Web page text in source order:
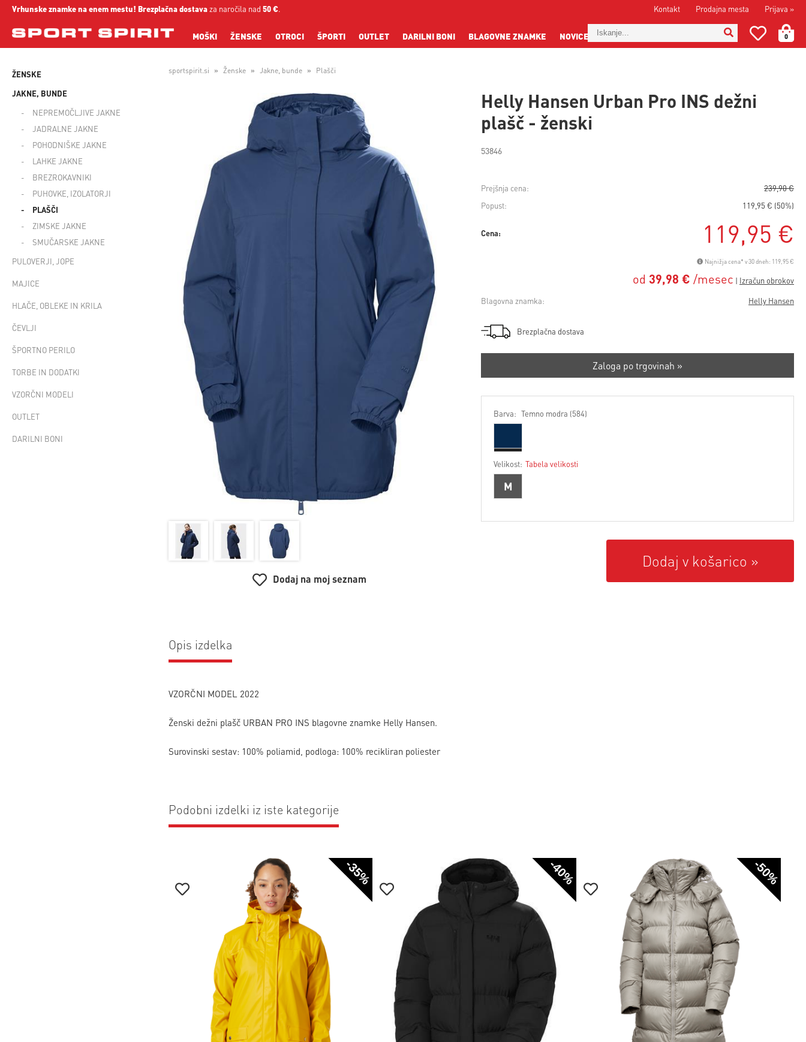
Prijava »
Kontakt Prodajna mesta
Vrhunske znamke na enem mestu! Brezplačna dostavaza naročila nad 50 €.
0
MOŠKI ŽENSKE OTROCI ŠPORTI OUTLET DARILNI BONI BLAGOVNE ZNAMKE NOVICE
ŽENSKE
JAKNE, BUNDE
NEPREMOČLJIVE JAKNE
JADRALNE JAKNE
POHODNIŠKE JAKNE
LAHKE JAKNE
BREZROKAVNIKI
PUHOVKE, IZOLATORJI
PLAŠČI
ZIMSKE JAKNE
SMUČARSKE JAKNE
PULOVERJI, JOPE
MAJICE
HLAČE, OBLEKE IN KRILA
ČEVLJI
ŠPORTNO PERILO
TORBE IN DODATKI
VZORČNI MODELI
OUTLET
DARILNI BONI
sportspirit.si Ženske Jakne, bunde Plašči
Helly Hansen Urban Pro INS dežni
plašč - ženski
53846
Dodaj na moj seznam
Prejšnja cena:
239,90 €
Popust:
119,95 € (50%)
Cena: 119,95 €
Najnižja cena* v 30 dneh: 119,95 €
od 39,98 € /mesec
Blagovna znamka: Helly Hansen
Brezplačna dostava
Zaloga po trgovinah »
Barva: Temno modra (584)
Velikost: Tabela velikosti
M
Dodaj v košarico
Opis izdelka
VZORČNI MODEL 2022
Ženski dežni plašč URBAN PRO INS blagovne znamke Helly Hansen.
Surovinski sestav: 100% poliamid, podloga: 100% recikliran poliester
Podobni izdelki iz iste kategorije
-35% -40% -50%